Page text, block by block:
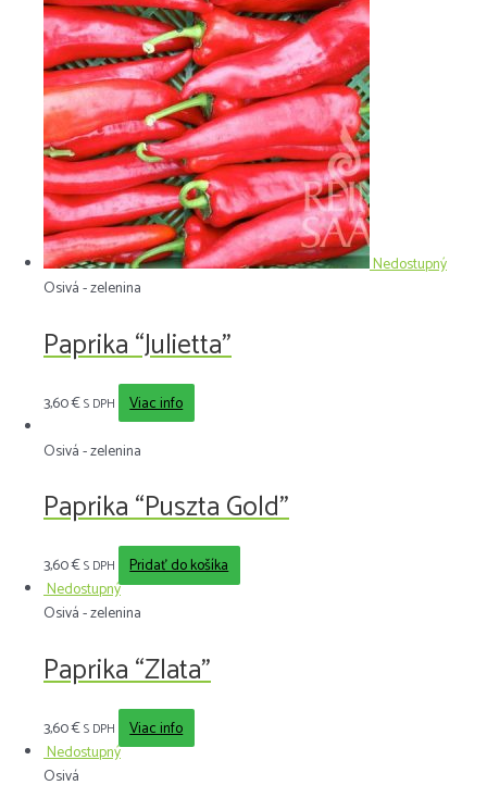
Nedostupný
Osivá - zelenina
Paprika “Julietta”
3,60€S DPH
Viac info
Osivá - zelenina
Paprika “Puszta Gold”
3,60€S DPH
Pridať do košíka
Nedostupný
Osivá - zelenina
Paprika “Zlata”
3,60€S DPH
Viac info
Nedostupný
Osivá